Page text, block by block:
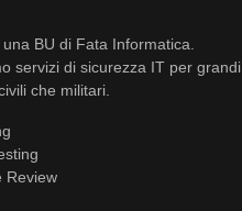
BU di Fata Informatica.
servizi di sicurezza IT per grandi
che militari.
Review